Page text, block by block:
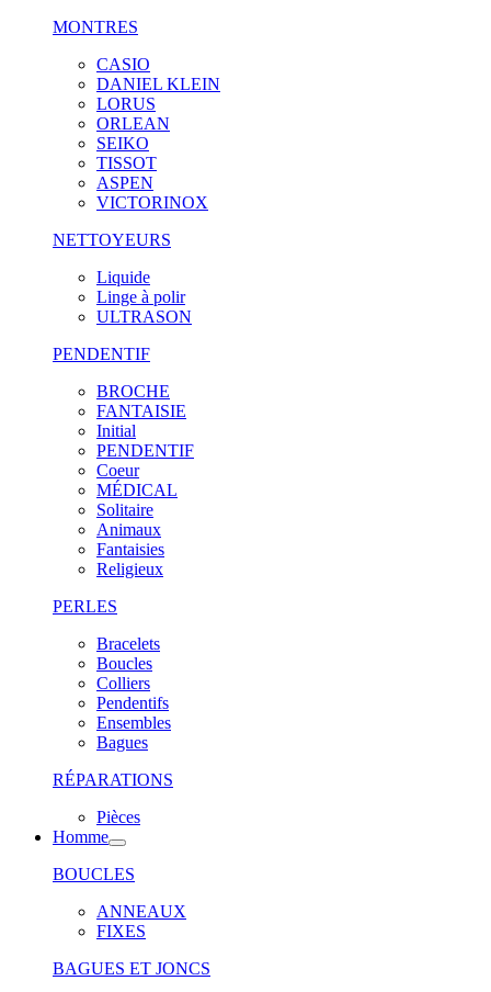
MONTRES
CASIO
DANIEL KLEIN
LORUS
ORLEAN
SEIKO
TISSOT
ASPEN
VICTORINOX
NETTOYEURS
Liquide
Linge à polir
ULTRASON
PENDENTIF
BROCHE
FANTAISIE
Initial
PENDENTIF
Coeur
MÉDICAL
Solitaire
Animaux
Fantaisies
Religieux
PERLES
Bracelets
Boucles
Colliers
Pendentifs
Ensembles
Bagues
RÉPARATIONS
Pièces
Homme
BOUCLES
ANNEAUX
FIXES
BAGUES ET JONCS